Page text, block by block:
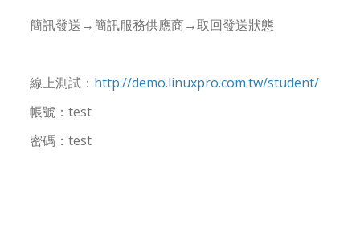
簡訊發送→簡訊服務供應商→取回發送狀態
線上測試： http://demo.linuxpro.com.tw/student/
帳號：test
密碼：test